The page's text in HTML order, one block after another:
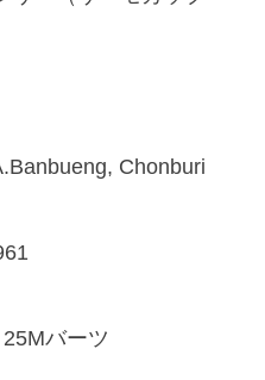
Chonburi
25Mバーツ